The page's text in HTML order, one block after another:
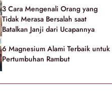
3 Cara Mengenali Orang yang
Tidak Merasa Bersalah saat
Batalkan Janji dari Ucapannya
6 Magnesium Alami Terbaik untuk
Pertumbuhan Rambut